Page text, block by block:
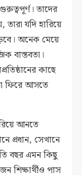
তাদের
যদি হারিয়ে
অনেক মেয়ে
বাস্তবতা।
কাছে
ফিরে আসতে
আনতে
প্রধান, সেখানে
বছর এমন কিছু
শিক্ষার্থীও পাস